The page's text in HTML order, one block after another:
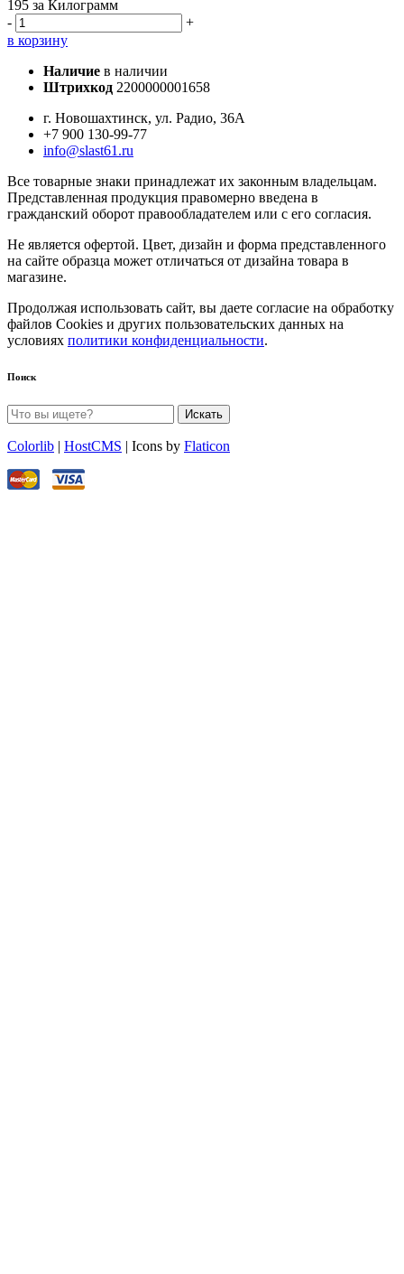
195 за Килограмм
-
+
в корзину
Наличие в наличии
Штрихкод 2200000001658
г. Новошахтинск, ул. Радио, 36А
+7 900 130-99-77
info@slast61.ru
Все товарные знаки принадлежат их законным владельцам.
Представленная продукция правомерно введена в
гражданский оборот правообладателем или с его согласия.
Не является офертой. Цвет, дизайн и форма представленного
на сайте образца может отличаться от дизайна товара в
магазине.
Продолжая использовать сайт, вы даете согласие на обработку
файлов Cookies и других пользовательских данных на
условиях политики конфиденциальности.
Поиск
Искать
Colorlib | HostCMS | Icons by Flaticon